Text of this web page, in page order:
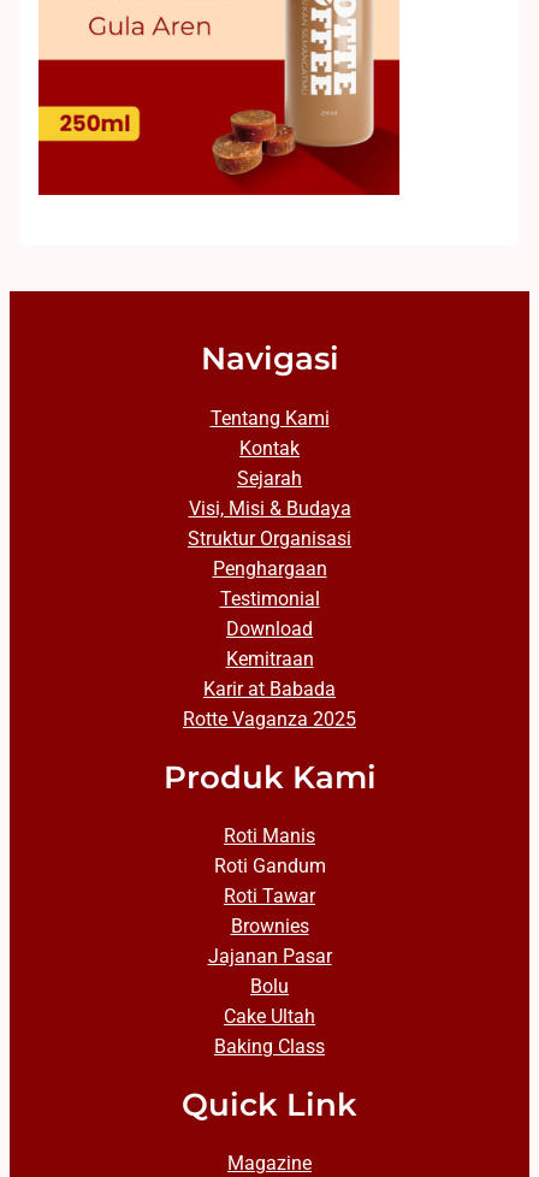
Navigasi
Tentang Kami
Kontak
Sejarah
Visi, Misi & Budaya
Struktur Organisasi
Penghargaan
Testimonial
Download
Kemitraan
Karir at Babada
Rotte Vaganza 2025
Produk Kami
Roti Manis
Roti Gandum
Roti Tawar
Brownies
Jajanan Pasar
Bolu
Cake Ultah
Baking Class
Quick Link
Magazine